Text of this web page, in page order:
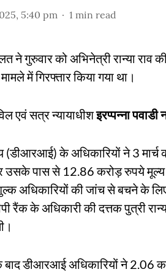
5:40 pm 1 min read
गुरुवार को अभिनेत्री रान्या राव
में गिरफ्तार किया गया था।
एवं सत्र न्यायाधीशइरप्पन्ना पवाडी
के अधिकारियों ने 3 मार्च
उसके पास से 12.86 करोड़ रुपये मूल्य
शुल्क अधिकारियों की जांच से बचने के
रैंक के अधिकारी की दत्तक पुत्री
के बाद डीआरआई अधिकारियों ने